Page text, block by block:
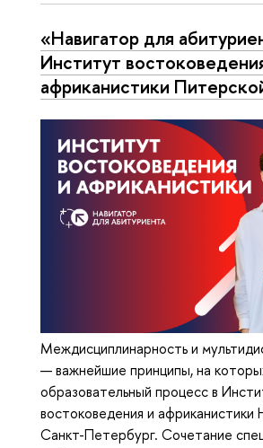
«Навигатор для
Институт
африканистики
Междисциплинарность и
— важнейшие принципы, на
образовательный процесс в
востоковедения и
Санкт-Петербург. Сочетание